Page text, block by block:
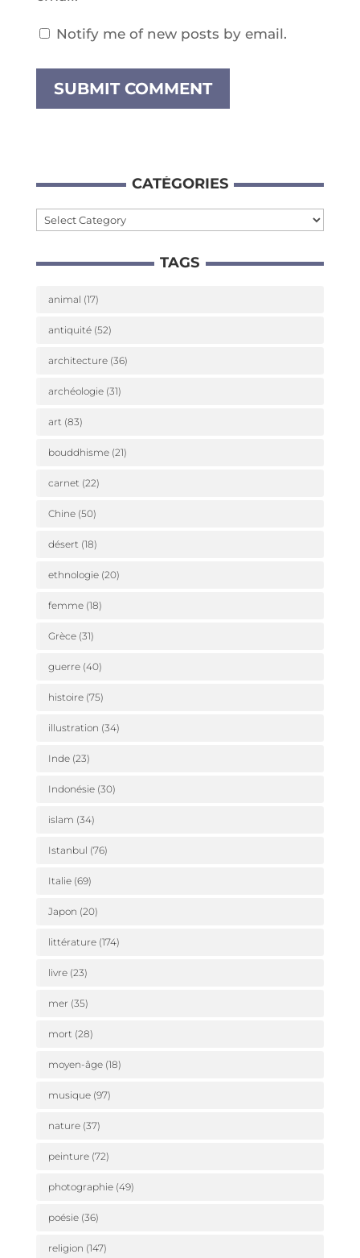
Notify me of new posts by email.
CATÉ­GO­RIES
Caté­
ries
TAGS
animal (17)
antiquité(52)
architecture(36)
archéologie(31)
art (83)
bouddhisme(21)
carnet (22)
Chine(50)
désert (18)
ethnologie(20)
femme(18)
Grèce(31)
guerre(40)
histoire(75)
illustration (34)
Inde(23)
Indonésie(30)
islam (34)
Istanbul (76)
Italie(69)
Japon (20)
littérature(174)
livre(23)
mer (35)
mort (28)
moyen-âge(18)
musique(97)
nature(37)
peinture(72)
photographie(49)
poésie(36)
religion (147)